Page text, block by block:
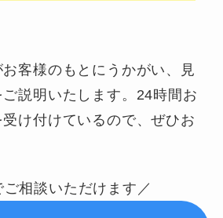
客様のもとにうかがい、見
説明いたします。24時間お
け付けているので、ぜひお
ご相談いただけます／